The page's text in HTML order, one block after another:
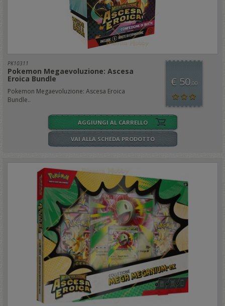
PK10311
Pokemon Megaevoluzione: Ascesa
Eroica Bundle
Pokemon Megaevoluzione: Ascesa Eroica
Bundle..
€ 50,00
AGGIUNGI AL CARRELLO
VAI ALLA SCHEDA PRODOTTO